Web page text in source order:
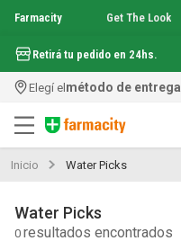
Farmacity Get The Look
Retirá tu pedido en 24hs.
Elegí elmétodo de entrega
Inicio Water Picks
Water Picks
0
3. mineral 89